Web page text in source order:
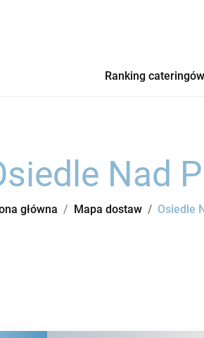
Ranking
Nad
główna Mapa dostaw Osiedle